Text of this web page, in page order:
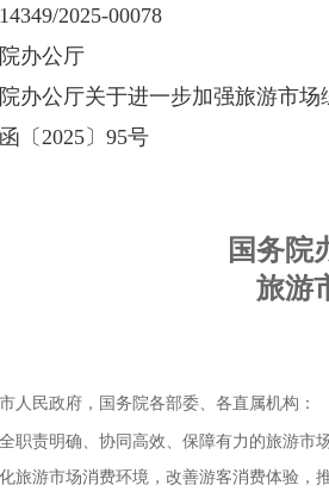
2025-00078
办公厅
办公厅关于进一步加强旅游市场
〔2025〕95号
国务院
旅游
人民政府，国务院各部委、各直属机构：
职责明确、协同高效、保障有力的旅游
旅游市场消费环境，改善游客消费体验，